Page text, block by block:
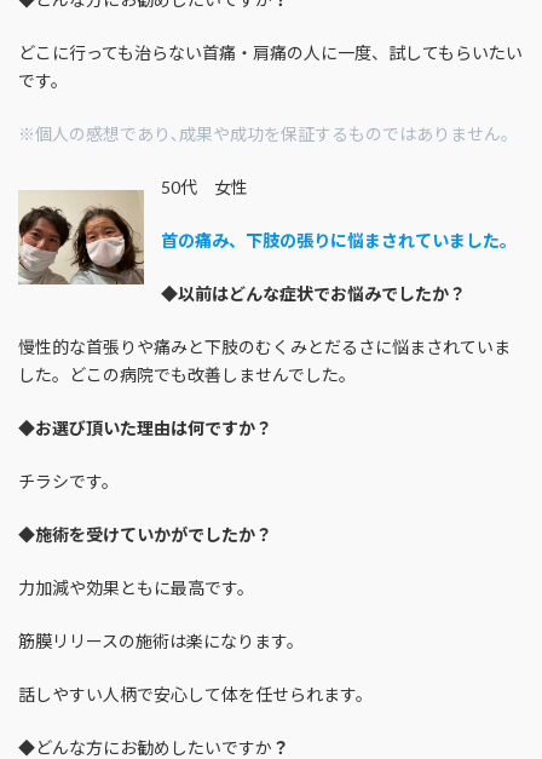
どこに行っても治らない首痛・肩痛の人に一度、試してもらいたい
です。
※個人の感想であり､成果や成功を保証するものではありません｡
50代 女性
首の痛み、下肢の張りに悩まされていました。
◆以前はどんな症状でお悩みでしたか？
慢性的な首張りや痛みと下肢のむくみとだるさに悩まされていま
した。どこの病院でも改善しませんでした。
◆お選び頂いた理由は何ですか？
チラシです。
◆施術を受けていかがでしたか？
力加減や効果ともに最高です。
筋膜リリースの施術は楽になります。
話しやすい人柄で安心して体を任せられます。
◆どんな方にお勧めしたいですか ？